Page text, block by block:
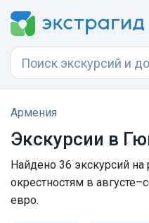
Армения
Экскурсии в
Найдено 36 экскурсий
окрестностям в
евро.